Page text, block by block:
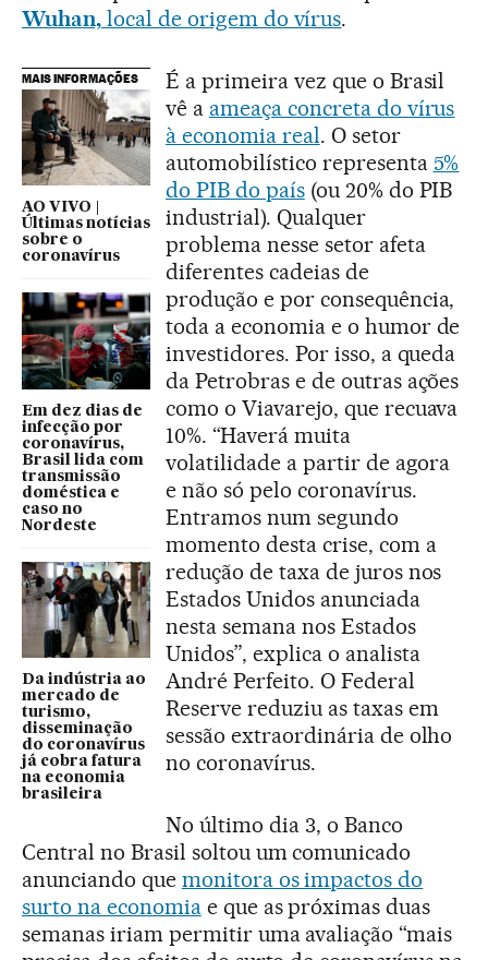
Wuhan,local de origem do vírus.
MAIS INFORMAÇÕES
AO VIVO |
Últimas notícias
sobre o
coronavírus
Em dez dias de
infecção por
coronavírus,
Brasil lida com
transmissão
doméstica e
caso no
Nordeste
Da indústria ao
mercado de
turismo,
disseminação
do coronavírus
já cobra fatura
na economia
brasileira
É a primeira vez que o Brasil
vê a ameaça concreta do vírus
à economia real. O setor
automobilístico representa 5%
do PIB do país(ou 20% do PIB
industrial). Qualquer
problema nesse setor afeta
diferentes cadeias de
produção e por consequência,
toda a economia e o humor de
investidores. Por isso, a queda
da Petrobras e de outras ações
como o Viavarejo, que recuava
10%. “Haverá muita
volatilidade a partir de agora
e não só pelo coronavírus.
Entramos num segundo
momento desta crise, com a
redução de taxa de juros nos
Estados Unidos anunciada
nesta semana nos Estados
Unidos”, explica o analista
André Perfeito. O Federal
Reserve reduziu as taxas em
sessão extraordinária de olho
no coronavírus.
No último dia 3, o Banco
Central no Brasil soltou um comunicado
anunciando que monitora os impactos do
surto na economiae que as próximas duas
semanas iriam permitir uma avaliação “mais